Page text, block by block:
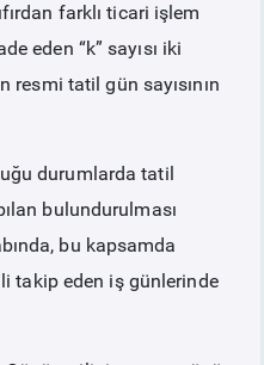
farklı ticari işlem
eden “k” sayısı iki
tatil gün sayısının
durumlarda tatil
bulundurulması
bu kapsamda
takip eden iş günlerinde